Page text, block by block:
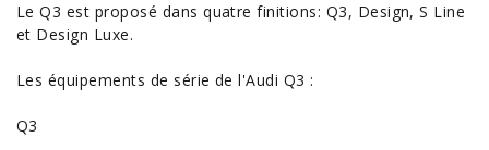
Le Q3 est proposé dans quatre finitions: Q3, Design, S Line
et Design Luxe.
Les équipements de série de l'Audi Q3 :
Q3